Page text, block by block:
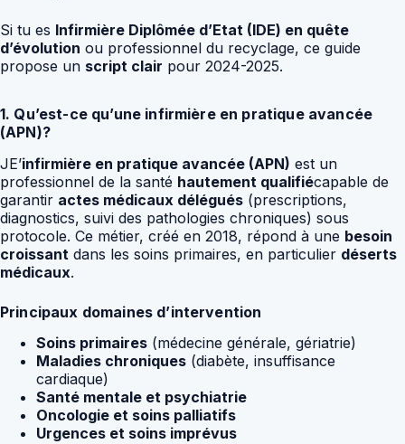
Si tu es Infirmière Diplômée d’Etat (IDE) en quête
d’évolution ou professionnel du recyclage, ce guide
propose un script clair pour 2024-2025.
1. Qu’est-ce qu’une infirmière en pratique avancée
(APN)?
JE’infirmière en pratique avancée (APN) est un
professionnel de la santé hautement qualifiécapable de
garantir actes médicaux délégués (prescriptions,
diagnostics, suivi des pathologies chroniques) sous
protocole. Ce métier, créé en 2018, répond à une besoin
croissant dans les soins primaires, en particulier déserts
médicaux.
Principaux domaines d’intervention
Soins primaires (médecine générale, gériatrie)
Maladies chroniques (diabète, insuffisance
cardiaque)
Santé mentale et psychiatrie
Oncologie et soins palliatifs
Urgences et soins imprévus